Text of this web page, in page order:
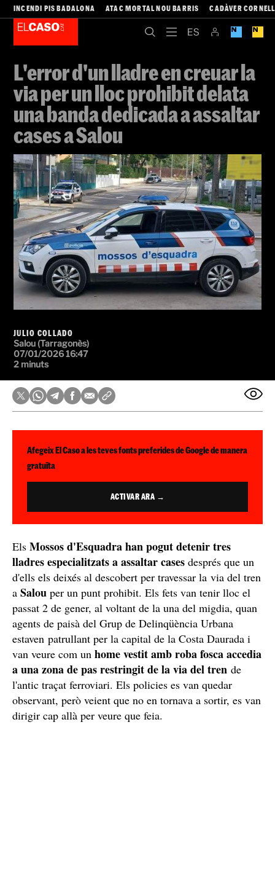
INCENDI PIS BADALONA ATAC MORTAL NOU BARRIS CADÀVER
L'error d'un lladre en creuar la
via per un lloc prohibit delata
una banda dedicada a assaltar
cases a Salou
JULIO COLLADO
Salou (Tarragonès)
07/01/2026 16:47
2 minuts
Afegeix El Caso a les teves fonts preferides de Google de manera
gratuïta
ACTIVAR ARA →
Els Mossos d'Esquadra han pogut detenir tres
lladres especialitzats a assaltar cases després que un
d'ells els deixés al descobert per travessar la via del tren
a Salou per un punt prohibit. Els fets van tenir lloc el
passat 2 de gener, al voltant de la una del migdia, quan
agents de paisà del Grup de Delinqüència Urbana
estaven patrullant per la capital de la Costa Daurada i
van veure com un home vestit amb roba fosca accedia
a una zona de pas restringit de la via del tren de
l'antic traçat ferroviari. Els policies es van quedar
observant, però veient que no en tornava a sortir, es van
dirigir cap allà per veure que feia.